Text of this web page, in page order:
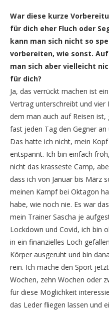
War diese kurze
für dich eher Fluch oder
kann man sich nicht so
vorbereiten, wie sonst.
man sich aber vielleicht
für dich?
Ja, das verrückt machen ist
Vertrag unterschreibt und
dem man auch auf Reisen
fast jeden Tag den Gegner
Das hatte ich nicht, mein
entspannt. Ich bin einfach
nicht das krasseste Camp,
dass ich von Januar bis März
meinen Kampf bei Oktagon
habe, wie noch nie. Es war
mein Trainer Sascha je
Lockdown und Covid, ich bin
in ein finanzielles Loch
Körper ausgeruht und bin
rein. Ich mache den Sport
Wochen, zehn Wochen oder
für diese Möglichkeit
das Leder fliegen lassen und